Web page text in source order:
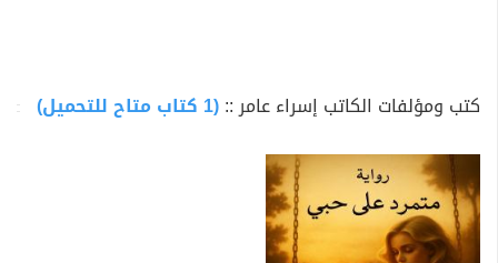
كتب ومؤلفات الكاتب إسراء عامر ::(1 كتاب متاح للتحميل)